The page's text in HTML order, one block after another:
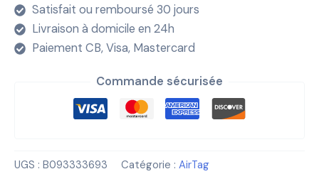
Satisfait ou remboursé 30 jours
Livraison à domicile en 24h
Paiement CB, Visa, Mastercard
Commande sécurisée
UGS : B093333693 Catégorie : AirTag